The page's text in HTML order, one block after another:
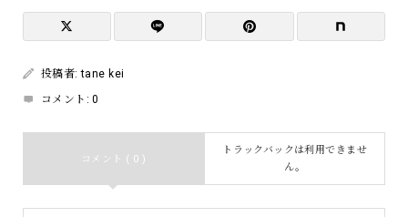
投稿者:tane kei
コメント:0
コメント ( 0 )
トラックバックは利用できませ
ん。